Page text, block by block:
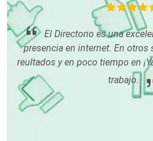
Computadoras
Conferencias
Construcciones en
El Directorio es una
presencia en internet. En
reultados y en poco tiempo en
trabajo.